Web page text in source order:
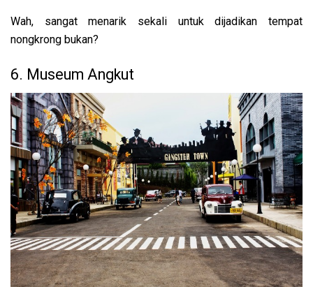
Wah, sangat menarik sekali untuk dijadikan tempat
nongkrong bukan?
6. Museum Angkut